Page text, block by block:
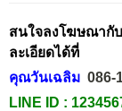
สนใจลงโฆษณากั
ละเอียดได้ที่
คุณวันเฉลิม 086-
LINE ID :